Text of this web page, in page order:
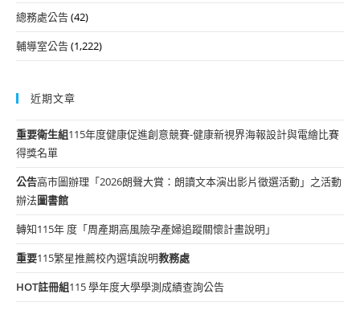
總務處公告(42)
輔導室公告(1,222)
近期文章
重要衛生組115年度健康促進創意競賽-健康新視界海報設計與電繪比賽
得獎名單
公告高市圖辦理「2026朗聲大賞：朗讀文本演出影片徵選活動」之活動
辦法圖書館
轉知115年 度「周產期高風險孕產婦追蹤關懷計畫說明」
重要115繁星推薦校內選填說明教務處
HOT註冊組115 學年度大學學測成績查詢公告